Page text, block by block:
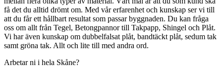
få det du alltid drömt om. Med vår erfarenhet och kunskap ser vi till
att du får ett hållbart resultat som passar byggnaden. Du kan fråga
oss om allt från Tegel, Betongpannor till Takpapp, Shingel och Plåt.
Vi har även kunskap om dubbelfalsat plåt, bandtäckt plåt, sedum tak
samt gröna tak. Allt och lite till med andra ord.
Arbetar ni i hela Skåne?